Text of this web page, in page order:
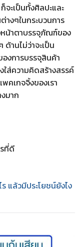
ก็จะเป็นทั้งศิลปะและ
งๆในกระบวนการ
น้าตาบรรจุภัณฑ์ของ
านไม่ว่าจะเป็น
งการบรรจุสินค้า
ใส่ความคิดสร้างสรรค์
คเกจจิ้งของเรา
มาก
ที่ดี
แล้วมีประโยชน์ยังไง